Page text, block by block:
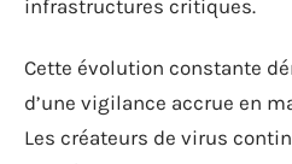
infrastructures critiques.
Cette évolution constante
d’une vigilance accrue en
Les créateurs de virus